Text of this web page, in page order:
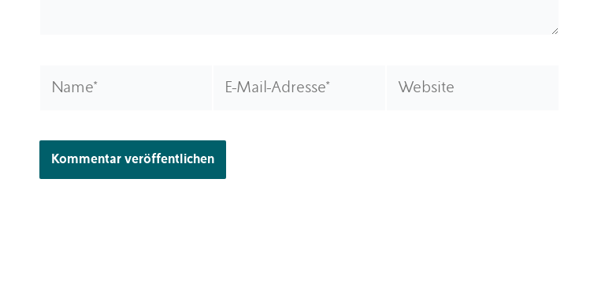
Mail-